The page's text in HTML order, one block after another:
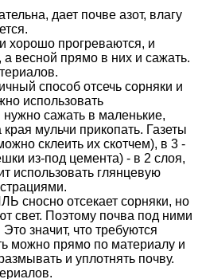
дает почве азот, влагу
хорошо прогреваются, и
а весной прямо в них и сажать.
способ отсечь сорняки и
использовать
сажать в маленькие,
мульчи прикопать. Газеты
склеить их скотчем), в 3 -
из-под цемента) - в 2 слоя,
использовать глянцевую
отсекает сорняки, но
свет. Поэтому почва под ними
значит, что требуются
можно прямо по материалу и
и уплотнять почву.